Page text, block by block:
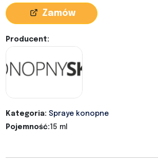
Zamów
Producent:
Kategoria: Spraye konopne
Pojemność:15 ml